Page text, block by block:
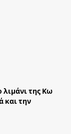
λιμάνι της Κω
και την